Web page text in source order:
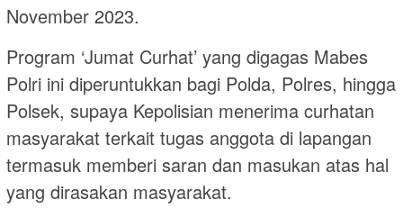
November 2023.
Program ‘Jumat Curhat’ yang digagas Mabes
Polri ini diperuntukkan bagi Polda, Polres, hingga
Polsek, supaya Kepolisian menerima curhatan
masyarakat terkait tugas anggota di lapangan
termasuk memberi saran dan masukan atas hal
yang dirasakan masyarakat.